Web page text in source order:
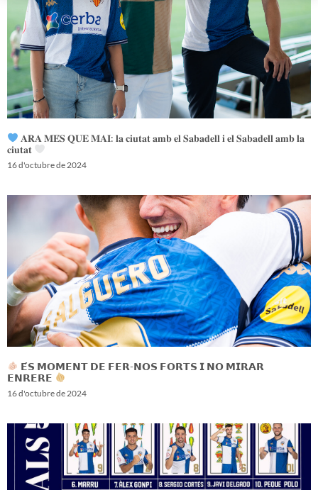
𝐀𝐑𝐀 𝐌𝐄́𝐒 𝐐𝐔𝐄 𝐌𝐀𝐈: 𝐥𝐚 𝐜𝐢𝐮𝐭𝐚𝐭 𝐚𝐦𝐛 𝐞𝐥 𝐒𝐚𝐛𝐚𝐝𝐞𝐥𝐥 𝐢 𝐞𝐥 𝐒𝐚𝐛𝐚𝐝𝐞𝐥𝐥 𝐚𝐦𝐛 𝐥𝐚
𝐜𝐢𝐮𝐭𝐚𝐭
16 d'octubre de 2024
𝗘́𝗦 𝗠𝗢𝗠𝗘𝗡𝗧 𝗗𝗘 𝗙𝗘𝗥-𝗡𝗢𝗦 𝗙𝗢𝗥𝗧𝗦 𝗜 𝗡𝗢 𝗠𝗜𝗥𝗔𝗥
𝗘𝗡𝗥𝗘𝗥𝗘
16 d'octubre de 2024